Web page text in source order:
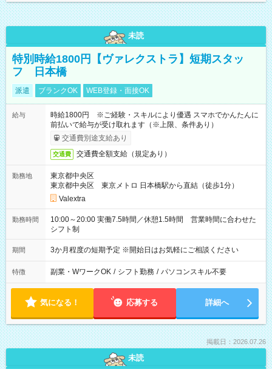
未読
特別時給1800円【ヴァレクストラ】短期スタッ
フ 日本橋
派遣 ブランクOK WEB登録・面接OK
給与
時給1800円 ※ご経験・スキルにより優遇 スマホでかんたんに
前払いで給与が受け取れます（※上限、条件あり）
交通費別途支給あり
交通費 交通費全額支給（規定あり）
勤務地
東京都中央区
東京都中央区 東京メトロ 日本橋駅から直結（徒歩1分）
Valextra
勤務時間
10:00～20:00 実働7.5時間／休憩1.5時間 営業時間に合わせた
シフト制
期間 3か月程度の短期予定 ※開始日はお気軽にご相談ください
特徴 副業・WワークOK / シフト勤務 / パソコンスキル不要
気になる！ 応募する 詳細へ
掲載日：2026.07.26
未読